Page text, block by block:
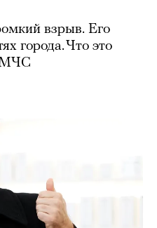
взрыв. Его
города. Что это
МЧС